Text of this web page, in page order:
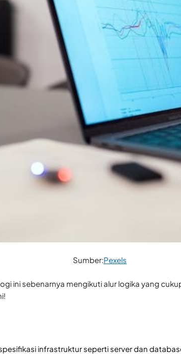
Sumber:Pexels
ini sebenarnya mengikuti alur logika yang
infrastruktur seperti server dan